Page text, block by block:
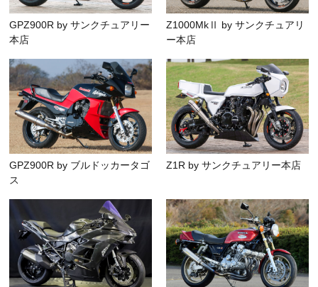
GPZ900R by サンクチュアリー
本店
Z1000MkⅡ by サンクチュアリ
ー本店
GPZ900R by ブルドッカータゴ
ス
Z1R by サンクチュアリー本店